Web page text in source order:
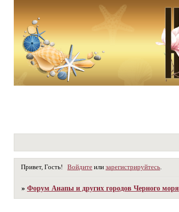
Привет, Гость! Войдите или зарегистрируйтесь
» Форум Анапы и других городов Черного моря